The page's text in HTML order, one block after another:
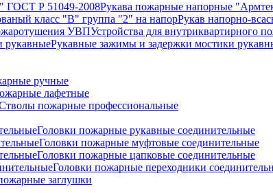
Рукава пожарные напорные
Рукав напорно-
Устройства для внутриквартирного
Рукавные зажимы и задержки мостики
ручные
лафетные
пожарные профессиональные
Головки пожарные рукавные соединительные
Головки пожарные муфтовые соединительные
Головки пожарные цапковые соединительные
Головки пожарные переходники
заглушки